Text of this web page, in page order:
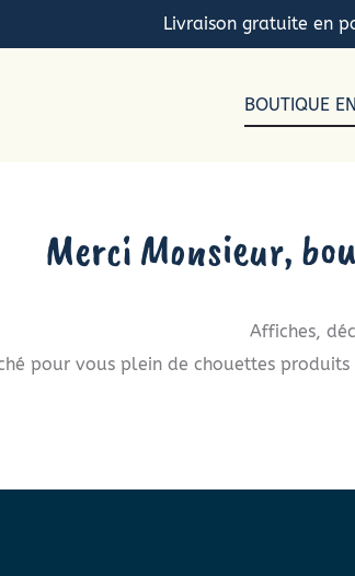
Livraison gratuite en
BOUTIQUE
Merci Monsieur,
Affiches,
pour vous plein de chouettes